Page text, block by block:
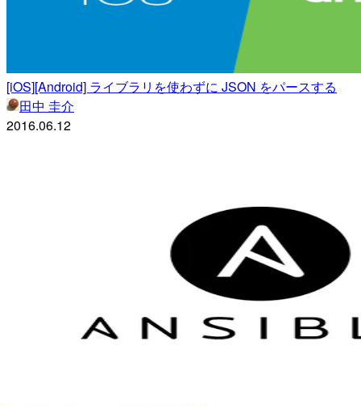
[iOS][Android] ライブラリを使わずに JSON をパースする
田中 圭介
2016.06.12